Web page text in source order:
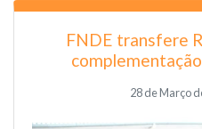
FNDE transfere
28 de Março